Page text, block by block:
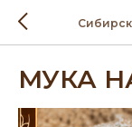
МУКА